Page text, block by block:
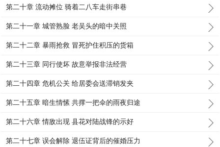
第二十章 流动摊位 骑着二八车走街串巷
第二十一章 城管熟脸 老吴头的暗中关照
第二十二章 暴雨抢救 冒死护住积压的货箱
第二十三章 同行使坏 故意举报非法经营
第二十四章 危机公关 给居委会送滞销发夹
第二十五章 暗生情愫 共撑一把伞的雨夜归途
第二十六章 情敌出现 县花对陆战锋的示好
第二十七章 误会解除 退伍证背后的催婚压力